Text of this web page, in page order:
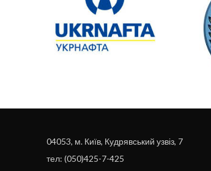
04053, м. Київ, Кудрявський узвіз, 7
тел: (050)425-7-425